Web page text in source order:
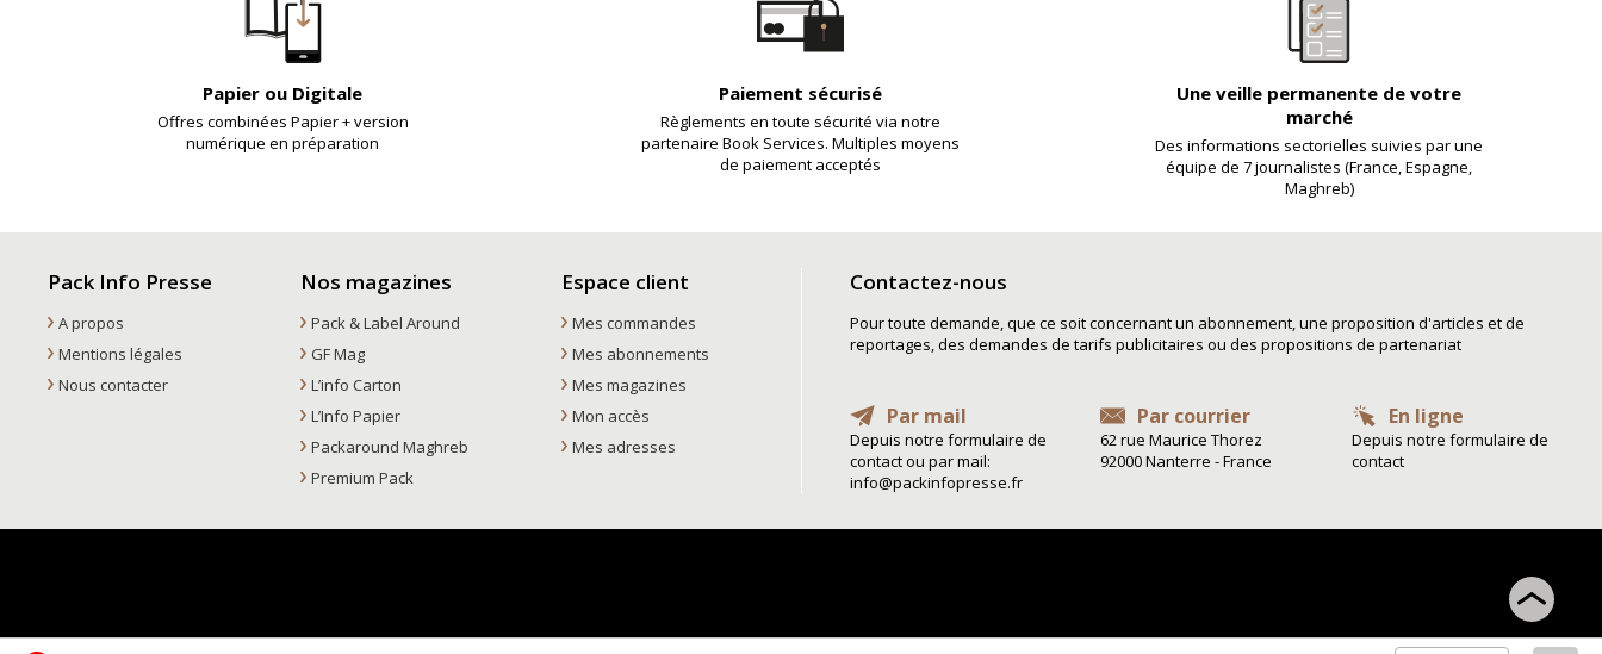
Papier ou Digitale
Offres combinées Papier + version
numérique en préparation
Paiement sécurisé
Règlements en toute sécurité via notre
partenaire Book Services. Multiples moyens
de paiement acceptés
Une veille permanente de votre
marché
Des informations sectorielles suivies par une
équipe de 7 journalistes (France, Espagne,
Maghreb)
Pack Info Presse
A propos
Mentions légales
Nous contacter
Nos magazines
Pack & Label Around
GF Mag
L’info Carton
L’Info Papier
Packaround Maghreb
Premium Pack
Espace client
Mes commandes
Mes abonnements
Mes magazines
Mon accès
Mes adresses
Contactez-nous
Pour toute demande, que ce soit concernant un abonnement, une proposition d'articles et de
reportages, des demandes de tarifs publicitaires ou des propositions de partenariat
Par mail
Depuis notre formulaire de
contact ou par mail:
info@packinfopresse.fr
Par courrier
62 rue Maurice Thorez
92000 Nanterre - France
En ligne
Depuis notre formulaire de
contact